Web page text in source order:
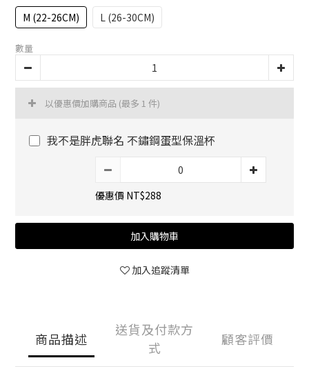
M (22-26CM) L (26-30CM)
數量
以優惠價加購商品 (最多 1 件)
我不是胖虎聯名 不鏽鋼蛋型保溫杯
優惠價 NT$288
加入購物車
加入追蹤清單
商品描述
送貨及付款方
式
顧客評價